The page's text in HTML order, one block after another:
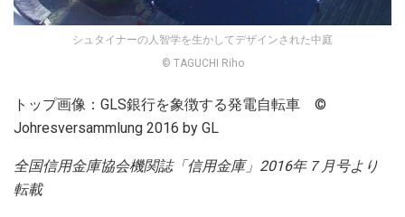
シュタイナーの人智学を生かしてデザインされた中庭
© TAGUCHI Riho
トップ画像：GLS銀行を象徴する発電自転車 ©
Johresversammlung 2016 by GL
全国信用金庫協会機関誌「信用金庫」2016年７ 月号より
転載